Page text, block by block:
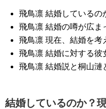
飛鳥凛 結婚しているの
飛鳥凛 結婚の噂が広ま
飛鳥凛 現在、結婚を考
飛鳥凛 結婚に対する彼
飛鳥凛 結婚説と桐山漣
結婚しているのか？